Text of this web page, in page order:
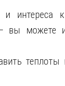
и интереса
вы можете
теплоты